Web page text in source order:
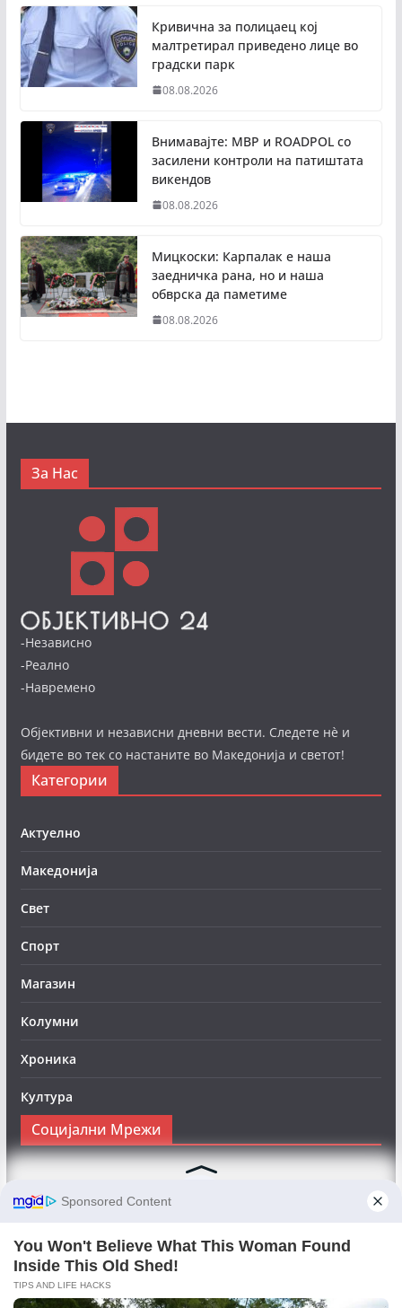
Кривична за полицаец кој
малтретирал приведено лице во
градски парк
08.08.2026
Внимавајте: МВР и ROADPOL со
засилени контроли на патиштата
викендов
08.08.2026
Мицкоски: Карпалак е наша
заедничка рана, но и наша
обврска да паметиме
08.08.2026
За Нас
-Независно
-Реално
-Навремено
Објективни и независни дневни вести. Следете нè и
бидете во тек со настаните во Македонија и светот!
Категории
Актуелно
Македонија
Свет
Спорт
Магазин
Колумни
Хроника
Култура
Социјални Мрежи
Следете нè на Фејсбук за да сте во тек со најновите